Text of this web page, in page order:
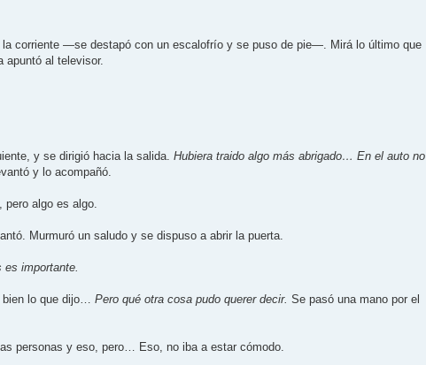
corriente —se destapó con un escalofrío y se puso de pie—. Mirá lo último que
al televisor.
y se dirigió hacia la salida. Hubiera traido algo más abrigado… En el auto no
y lo acompañó.
algo es algo.
Murmuró un saludo y se dispuso a abrir la puerta.
importante.
lo que dijo… Pero qué otra cosa pudo querer decir. Se pasó una mano por el
personas y eso, pero… Eso, no iba a estar cómodo.